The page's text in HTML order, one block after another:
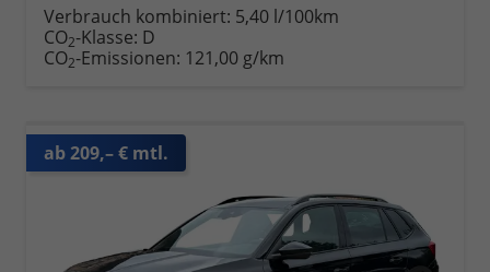
Verbrauch kombiniert: 5,40 l/100km
CO2-Klasse: D
CO2-Emissionen: 121,00 g/km
ab 209,– € mtl.